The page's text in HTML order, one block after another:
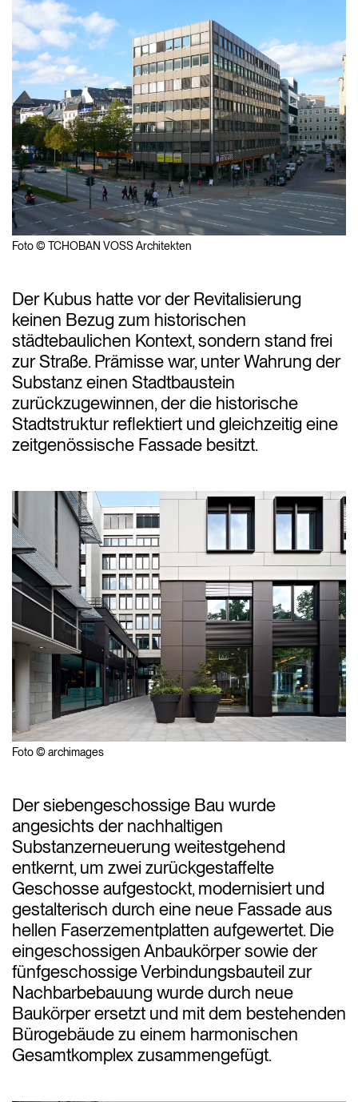
Foto © TCHOBAN VOSS Architekten
Der Kubus hatte vor der Revitalisierung
keinen Bezug zum historischen
städtebaulichen Kontext, sondern stand frei
zur Straße. Prämisse war, unter Wahrung der
Substanz einen Stadtbaustein
zurückzugewinnen, der die historische
Stadtstruktur reflektiert und gleichzeitig eine
zeitgenössische Fassade besitzt.
Foto © archimages
Der siebengeschossige Bau wurde
angesichts der nachhaltigen
Substanzerneuerung weitestgehend
entkernt, um zwei zurückgestaffelte
Geschosse aufgestockt, modernisiert und
gestalterisch durch eine neue Fassade aus
hellen Faserzementplatten aufgewertet. Die
eingeschossigen Anbaukörper sowie der
fünfgeschossige Verbindungsbauteil zur
Nachbarbebauung wurde durch neue
Baukörper ersetzt und mit dem bestehenden
Bürogebäude zu einem harmonischen
Gesamtkomplex zusammengefügt.